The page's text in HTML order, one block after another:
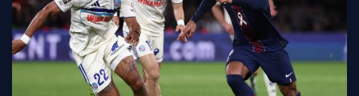
EDF
PSG
LIGUE 1
REAL MADRID
FC BARCELONE